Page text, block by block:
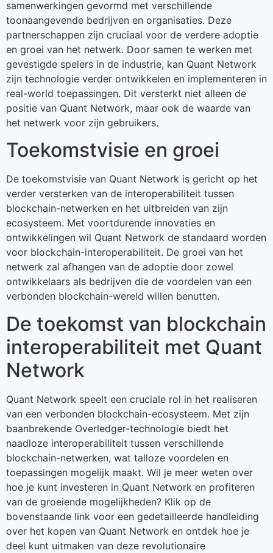
samenwerkingen gevormd met verschillende
toonaangevende bedrijven en organisaties. Deze
partnerschappen zijn cruciaal voor de verdere adoptie
en groei van het netwerk. Door samen te werken met
gevestigde spelers in de industrie, kan Quant Network
zijn technologie verder ontwikkelen en implementeren in
real-world toepassingen. Dit versterkt niet alleen de
positie van Quant Network, maar ook de waarde van
het netwerk voor zijn gebruikers.
Toekomstvisie en groei
De toekomstvisie van Quant Network is gericht op het
verder versterken van de interoperabiliteit tussen
blockchain-netwerken en het uitbreiden van zijn
ecosysteem. Met voortdurende innovaties en
ontwikkelingen wil Quant Network de standaard worden
voor blockchain-interoperabiliteit. De groei van het
netwerk zal afhangen van de adoptie door zowel
ontwikkelaars als bedrijven die de voordelen van een
verbonden blockchain-wereld willen benutten.
De toekomst van blockchain
interoperabiliteit met Quant
Network
Quant Network speelt een cruciale rol in het realiseren
van een verbonden blockchain-ecosysteem. Met zijn
baanbrekende Overledger-technologie biedt het
naadloze interoperabiliteit tussen verschillende
blockchain-netwerken, wat talloze voordelen en
toepassingen mogelijk maakt. Wil je meer weten over
hoe je kunt investeren in Quant Network en profiteren
van de groeiende mogelijkheden? Klik op de
bovenstaande link voor een gedetailleerde handleiding
over het kopen van Quant Network en ontdek hoe je
deel kunt uitmaken van deze revolutionaire